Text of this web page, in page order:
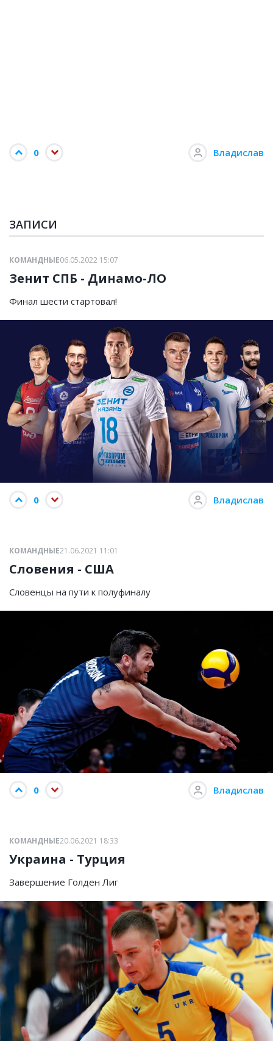
0 Владислав
ЗАПИСИ
КОМАНДНЫЕ06.05.2022 15:07
Зенит СПБ - Динамо-ЛО
Финал шести стартовал!
0 Владислав
КОМАНДНЫЕ21.06.2021 11:01
Словения - США
Словенцы на пути к полуфиналу
0 Владислав
КОМАНДНЫЕ20.06.2021 18:33
Украина - Турция
Завершение Голден Лиг